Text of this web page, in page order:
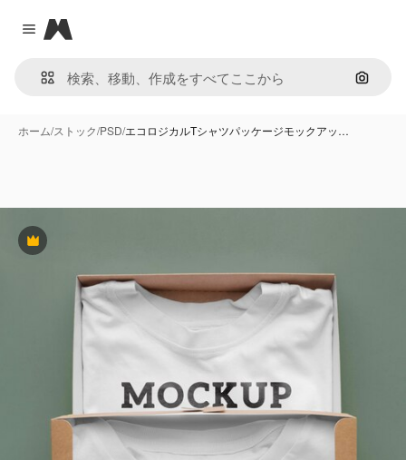
Close menu
Magnific
画像で
ホーム/ストック/PSD/エコロジカルTシャツパッケージモックアッ…
Premium